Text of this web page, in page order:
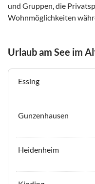
und Gruppen, die
Wohnmöglichkeiten
Urlaub am See im
Essing
Gunzenhausen
Heidenheim